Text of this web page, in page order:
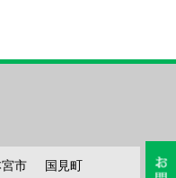
市 国見町